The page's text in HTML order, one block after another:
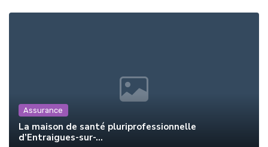
Assurance
La maison de santé pluriprofessionnelle
d’Entraigues-sur-...